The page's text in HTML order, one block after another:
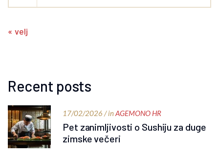
« velj
Recent posts
17/02/2026 / inAGEMONO HR
Pet zanimljivosti o Sushiju za duge
zimske večeri